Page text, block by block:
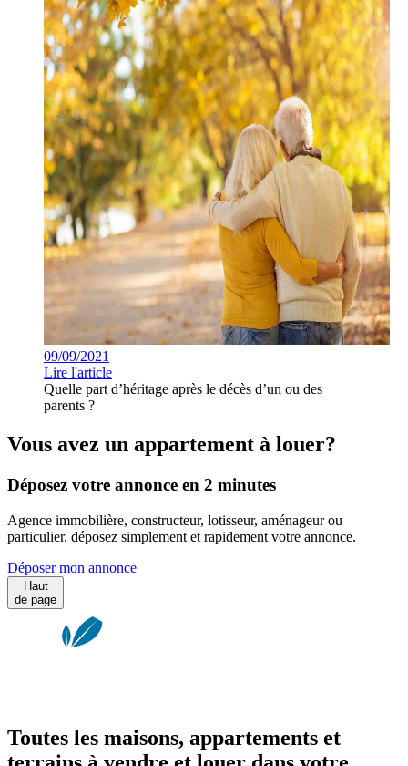
09/09/2021
Lire l'article
Quelle part d’héritage après le décès d’un ou des
parents ?
Vous avez un appartement à louer?
Déposez votre annonce en 2 minutes
Agence immobilière, constructeur, lotisseur, aménageur ou
particulier, déposez simplement et rapidement votre annonce.
Déposer mon annonce
Haut
de page
Toutes les maisons, appartements et